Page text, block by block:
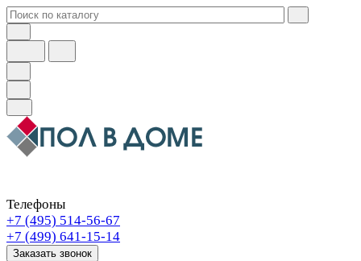
Телефоны
+7 (495) 514-56-67
+7 (499) 641-15-14
Заказать звонок